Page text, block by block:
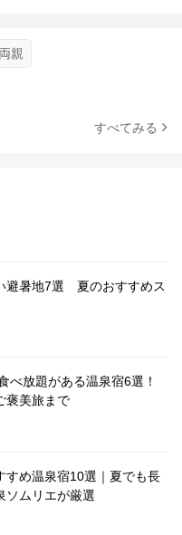
両親
すべてみる
避暑地7選 夏のおすすめス
べ放題がある温泉宿6選！
褒美旅まで
すめ温泉宿10選｜夏でも長
ソムリエが厳選